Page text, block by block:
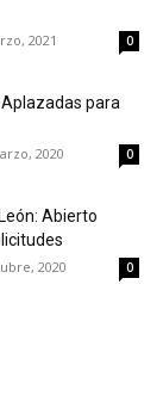
2021 0
para
2020 0
Abierto
2020 0